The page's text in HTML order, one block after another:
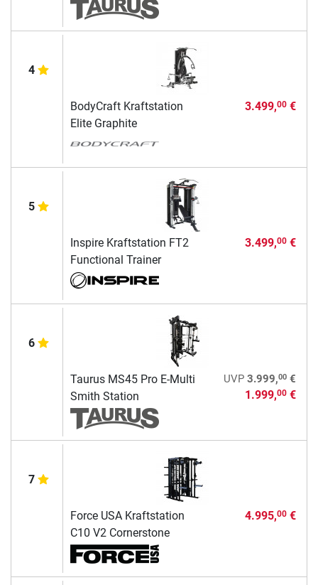
4
BodyCraft Kraftstation
Elite Graphite
3.499,00€
5
Inspire Kraftstation FT2
Functional Trainer
3.499,00€
6
Taurus MS45 Pro E-Multi
Smith Station
UVP 3.999,00€
1.999,00€
7
Force USA Kraftstation
C10 V2 Cornerstone
4.995,00€